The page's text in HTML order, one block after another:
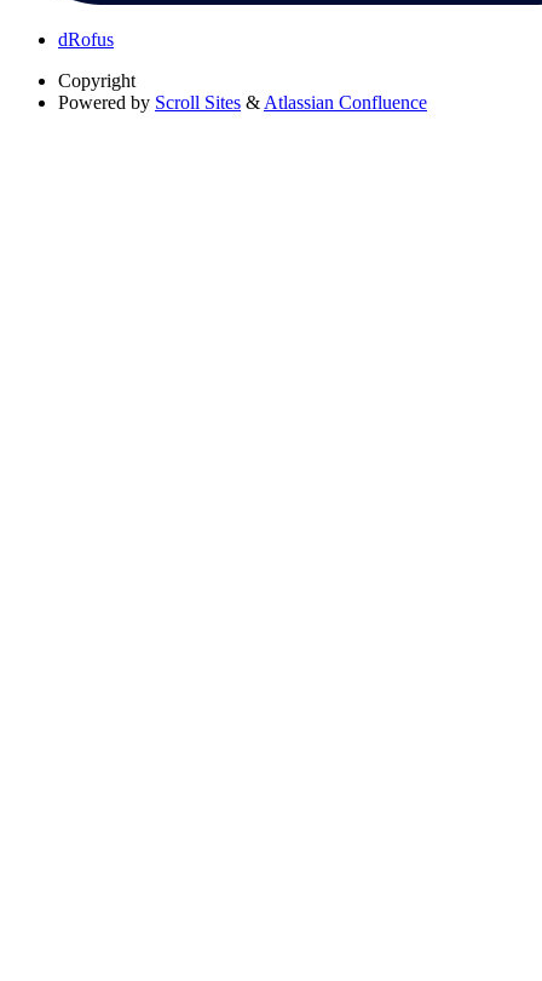
dRofus
Copyright
Powered by Scroll Sites &Atlassian Confluence